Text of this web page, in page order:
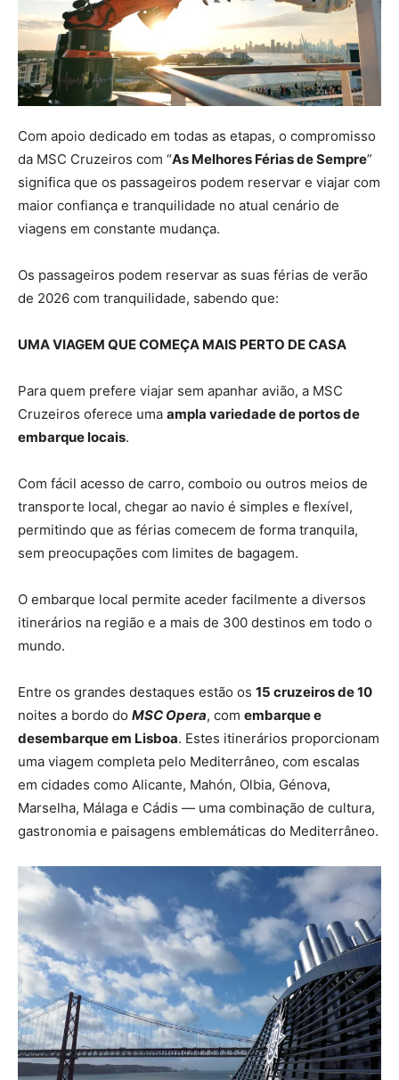
Com apoio dedicado em todas as etapas, o compromisso
da MSC Cruzeiros com “As Melhores Férias de Sempre”
significa que os passageiros podem reservar e viajar com
maior confiança e tranquilidade no atual cenário de
viagens em constante mudança.
Os passageiros podem reservar as suas férias de verão
de 2026 com tranquilidade, sabendo que:
UMA VIAGEM QUE COMEÇA MAIS PERTO DE CASA
Para quem prefere viajar sem apanhar avião, a MSC
Cruzeiros oferece uma ampla variedade de portos de
embarque locais.
Com fácil acesso de carro, comboio ou outros meios de
transporte local, chegar ao navio é simples e flexível,
permitindo que as férias comecem de forma tranquila,
sem preocupações com limites de bagagem.
O embarque local permite aceder facilmente a diversos
itinerários na região e a mais de 300 destinos em todo o
mundo.
Entre os grandes destaques estão os 15 cruzeiros de 10
noites a bordo do MSC Opera, com embarque e
desembarque em Lisboa. Estes itinerários proporcionam
uma viagem completa pelo Mediterrâneo, com escalas
em cidades como Alicante, Mahón, Olbia, Génova,
Marselha, Málaga e Cádis — uma combinação de cultura,
gastronomia e paisagens emblemáticas do Mediterrâneo.